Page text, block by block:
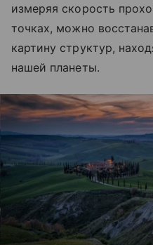
измеряя скорость
точках, можно
картину структур,
нашей планеты.